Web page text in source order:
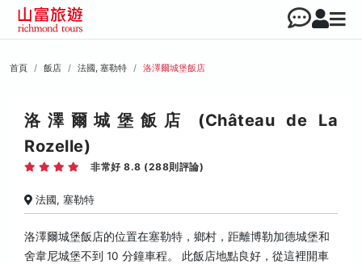
首頁 飯店 法國, 塞勒特 洛澤爾城堡飯店
洛澤爾城堡飯店 (Château de La
Rozelle)
非常好 8.8 (288則評論)
法國, 塞勒特
洛澤爾城堡飯店的位置在塞勒特，鄉村，距離博勒加德城堡和
舍韋尼城堡不到 10 分鐘車程。 此飯店地點良好，從這裡開車